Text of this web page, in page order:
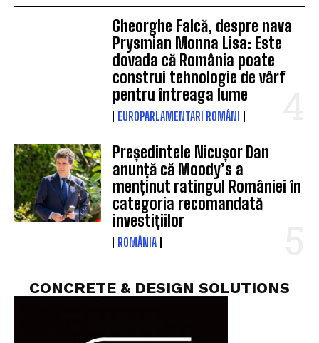
Gheorghe Falcă, despre nava
Prysmian Monna Lisa: Este
dovada că România poate
construi tehnologie de vârf
pentru întreaga lume
EUROPARLAMENTARI ROMÂNI
Președintele Nicușor Dan
anunță că Moody’s a
menținut ratingul României în
categoria recomandată
investițiilor
ROMÂNIA
CONCRETE & DESIGN SOLUTIONS